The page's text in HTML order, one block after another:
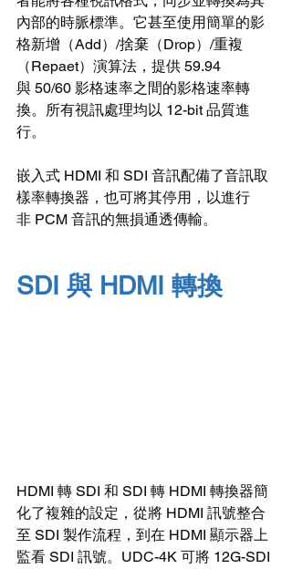
內部的時脈標準。它甚至使用簡單的影
格新增（Add）/捨棄（Drop）/重複
（Repaet）演算法，提供 59.94
與 50/60 影格速率之間的影格速率轉
換。所有視訊處理均以 12-bit 品質進
行。
嵌入式 HDMI 和 SDI 音訊配備了音訊取
樣率轉換器，也可將其停用，以進行
非 PCM 音訊的無損通透傳輸。
SDI 與 HDMI 轉換
HDMI 轉 SDI 和 SDI 轉 HDMI 轉換器簡
化了複雜的設定，從將 HDMI 訊號整合
至 SDI 製作流程，到在 HDMI 顯示器上
監看 SDI 訊號。UDC-4K 可將 12G-SDI